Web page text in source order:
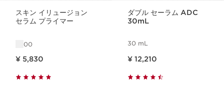
スキン イリュージョン
セラム プライマー
00
¥ 5,830
ダブル セーラム ADC
30mL
30 mL
¥ 12,210